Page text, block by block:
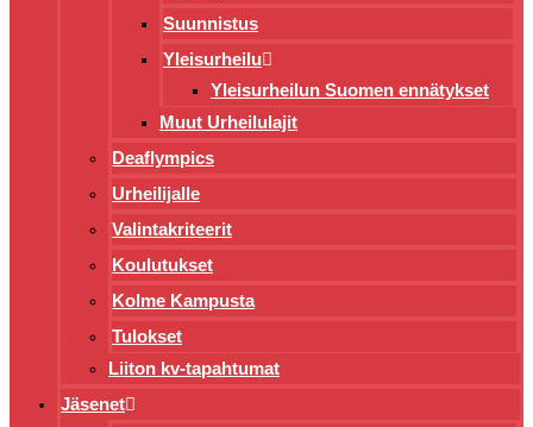
Suunnistus
Yleisurheilu
Yleisurheilun Suomen ennätykset
Muut Urheilulajit
Deaflympics
Urheilijalle
Valintakriteerit
Koulutukset
Kolme Kampusta
Tulokset
Liiton kv-tapahtumat
Jäsenet